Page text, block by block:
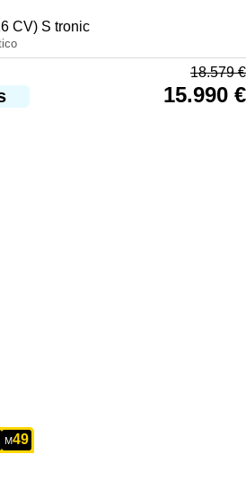
CV) S tronic
18.579€
15.990 €
M49